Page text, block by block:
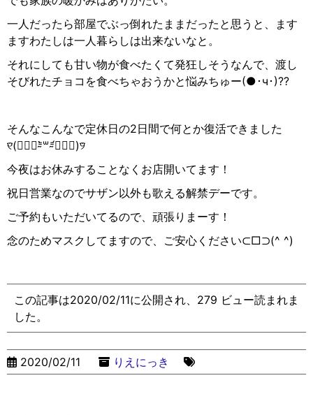
一人だったら部屋でぶっ倒れたままだったと思うと、ます
ますわたしは一人暮らしは出来ないなと。
それにしても甘い物が食べたくて発狂しそうなんで、渡し
そびれたチョコを食べちゃおうかと悩みちゅー(●︎ ･ ч ･ )??
そんなこんなで定休日の2日間で何とか復活できました
୧(๑⁼̴̀꒳⁼̴́๑)୨
今夜はお休みすることなくお店開いてます！
祝日営業なのでサザン以外も歌える解禁デーです。
ご予約もいただいてるので、頑張りまーす！
念のためマスクしてますので、ご安心ください⊂□⊃(^ ^)
この記事は2020/02/11に公開され、279 ビュー読まれま
した。
2020/02/11 りえにっき